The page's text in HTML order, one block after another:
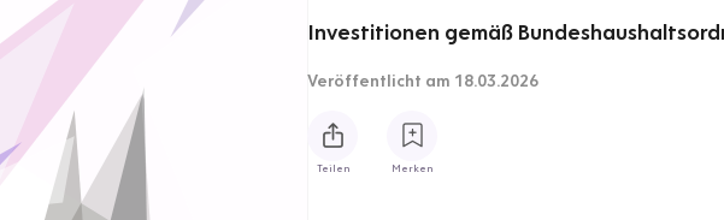
Investitionen gemäß
Veröffentlicht am 18.03.2026
Teilen Merken